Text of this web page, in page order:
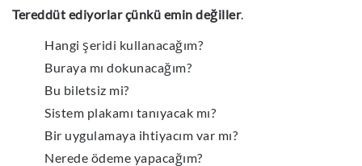
Tereddüt ediyorlar çünkü emin değiller.
Hangi şeridi kullanacağım?
Buraya mı dokunacağım?
Bu biletsiz mi?
Sistem plakamı tanıyacak mı?
Bir uygulamaya ihtiyacım var mı?
Nerede ödeme yapacağım?